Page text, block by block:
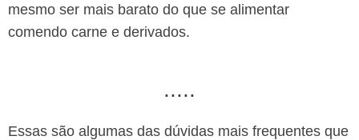
mesmo ser mais barato do que se alimentar
comendo carne e derivados.
.....
Essas são algumas das dúvidas mais frequentes que